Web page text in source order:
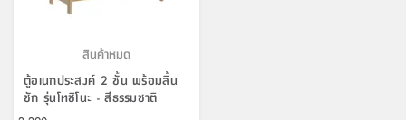
สินค้าหมด
ตู้อเนกประสงค์ 2 ชั้น พร้อมลิ้น
ชัก รุ่นโทชิโนะ - สีธรรมชาติ